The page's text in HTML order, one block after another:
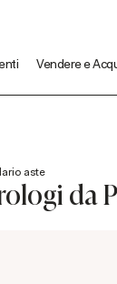
Vendere e
aste
da